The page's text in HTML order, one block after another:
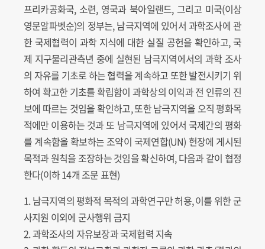
프리카공화국, 소련, 영국과 북아일랜드, 그리고 미국(이상
영문알파벳순)의 정부는, 남극지역에 있어서 과학조사에 관
한 국제협력이 과학 지식에 대한 실질 공헌을 확인하고, 국
제 지구물리관측년 중에 실현된 남극지역에서의 과학 조사
의 자유를 기초로 하는 협력을 계속하고 또한 발전시키기 위
하여 확고한 기초를 확립함이 과학상의 이익과 전 인류의 진
보에 따르는 것임을 확인하고, 또한 남극지역을 오직 평화목
적에만 이용하는 것과 또 남극지역에 있어서 국제간의 평화
를 계속함을 확보하는 조약이 국제연합(UN) 헌장에 게시된
목적과 원칙을 조장하는 것임을 확신하여, 다음과 같이 협정
한다(이하 14개 조문 표현)
1. 남극지역의 평화적 목적의 과학연구만 허용, 이를 위한 군
사지원 이외에 군사행위 금지
2. 과학조사의 자유보장과 국제협력 지속